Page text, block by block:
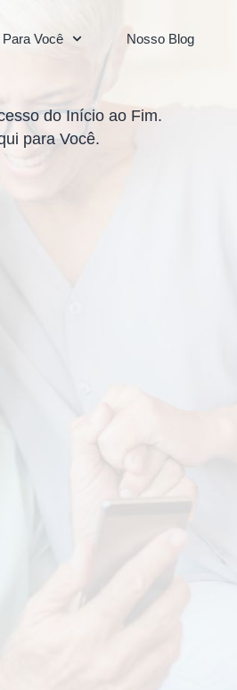
Para Você Nosso Blog
do Início ao Fim.
para Você.